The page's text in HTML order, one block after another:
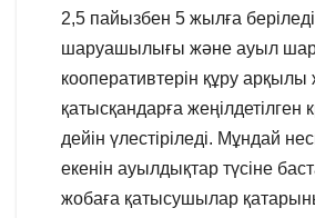
2,5 пайызбен 5 жылға
шаруашылығы және ауыл
кооперативтерін құру арқылы
қатысқандарға жеңілдетілген
дейін үлестіріледі. Мұндай
екенін ауылдықтар түсіне
жобаға қатысушылар